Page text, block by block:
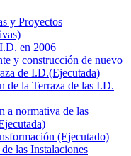
y Proyectos
en 2006
y construcción de nuevo
de I.D.(Ejecutada)
de la Terraza de las I.D.
a normativa de las
(Ejecutado)
las Instalaciones